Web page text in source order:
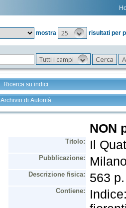
mostra
25 risultati per
Tutti i campi
Ricerca su indici
Archivio di Autorità